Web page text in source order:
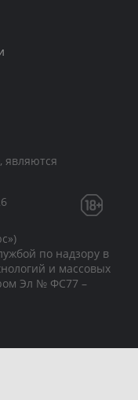
по надзору в
и массовых
Эл № ФС77 –